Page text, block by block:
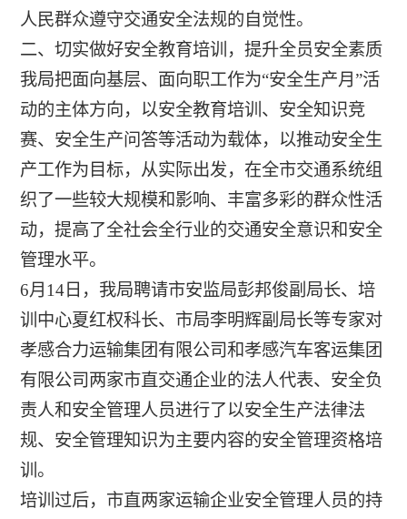
人民群众遵守交通安全法规的自觉性。
二、切实做好安全教育培训，提升全员安全素质
我局把面向基层、面向职工作为“安全生产月”活
动的主体方向，以安全教育培训、安全知识竞
赛、安全生产问答等活动为载体，以推动安全生
产工作为目标，从实际出发，在全市交通系统组
织了一些较大规模和影响、丰富多彩的群众性活
动，提高了全社会全行业的交通安全意识和安全
管理水平。
6月14日，我局聘请市安监局彭邦俊副局长、培
训中心夏红权科长、市局李明辉副局长等专家对
孝感合力运输集团有限公司和孝感汽车客运集团
有限公司两家市直交通企业的法人代表、安全负
责人和安全管理人员进行了以安全生产法律法
规、安全管理知识为主要内容的安全管理资格培
训。
培训过后，市直两家运输企业安全管理人员的持